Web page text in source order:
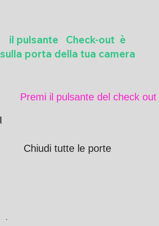
il pulsante Check-out è
sulla porta della tua camera
Premi il pulsante del check out
Chiudi tutte le porte